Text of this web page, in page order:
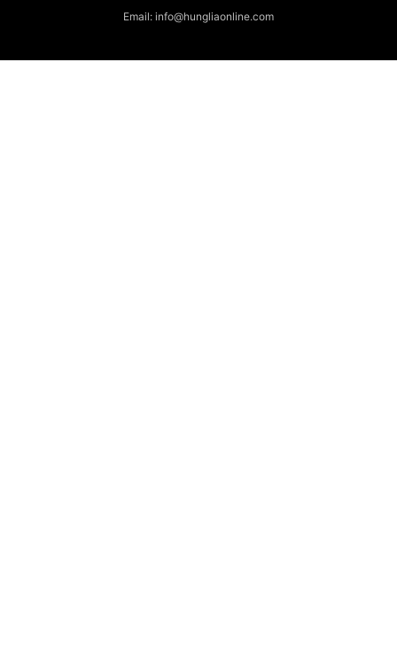
Email: info@hungliaonline.com